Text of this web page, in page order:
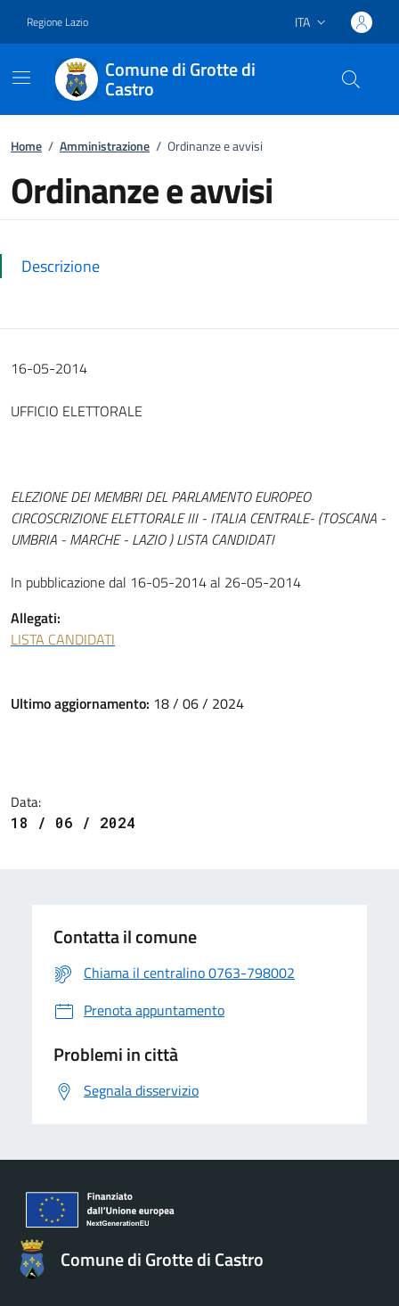
Regione Lazio Lingua attiva:
ITA
Comune di Grotte di
Castro
Home / Amministrazione / Ordinanze e avvisi
Ordinanze e avvisi
Descrizione
16-05-2014
UFFICIO ELETTORALE
ELEZIONE DEI MEMBRI DEL PARLAMENTO EUROPEO
CIRCOSCRIZIONE ELETTORALE III - ITALIA CENTRALE- (TOSCANA -
UMBRIA - MARCHE - LAZIO ) LISTA CANDIDATI
In pubblicazione dal 16-05-2014 al 26-05-2014
Allegati:
LISTA CANDIDATI
Ultimo aggiornamento: 18 / 06 / 2024
Data:
18 / 06 / 2024
Contatta il comune
Chiama il centralino 0763-798002
Prenota appuntamento
Problemi in città
Segnala disservizio
Comune di Grotte di Castro